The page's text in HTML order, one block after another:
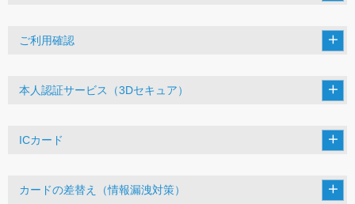
ご利用確認
本人認証サービス（3Dセキュア）
ICカード
カードの差替え（情報漏洩対策）